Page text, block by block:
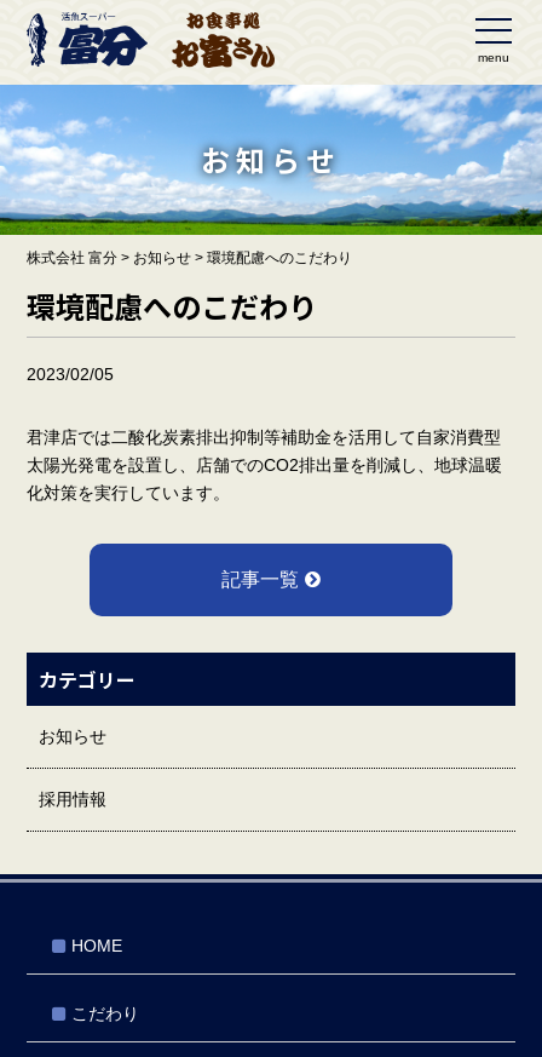
menu
お知らせ
株式会社 富分 > お知らせ >環境配慮へのこだわり
環境配慮へのこだわり
2023/02/05
君津店では二酸化炭素排出抑制等補助金を活用して自家消費型
太陽光発電を設置し、店舗でのCO2排出量を削減し、地球温暖
化対策を実行しています。
記事一覧
カテゴリー
お知らせ
採用情報
HOME
こだわり